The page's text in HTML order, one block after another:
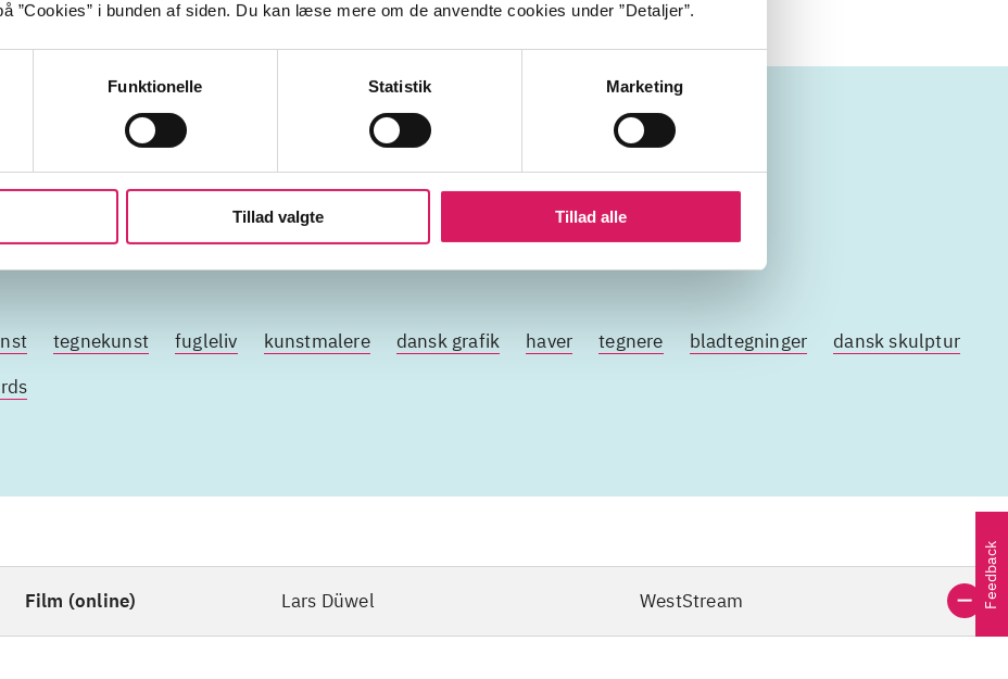
”Cookies” i bunden af siden. Du kan læse mere om de anvendte cookies under ”Detaljer”.
Funktionelle Statistik Marketing
Tillad valgte Tillad alle
dansk tegnekunst dansk malerkunst
Marco Brodde
tegnekunst fugleliv kunstmalere dansk grafik haver tegnere bladtegninger
dansk skulptur
Film (online) Lars Düwel WestStream Feedback